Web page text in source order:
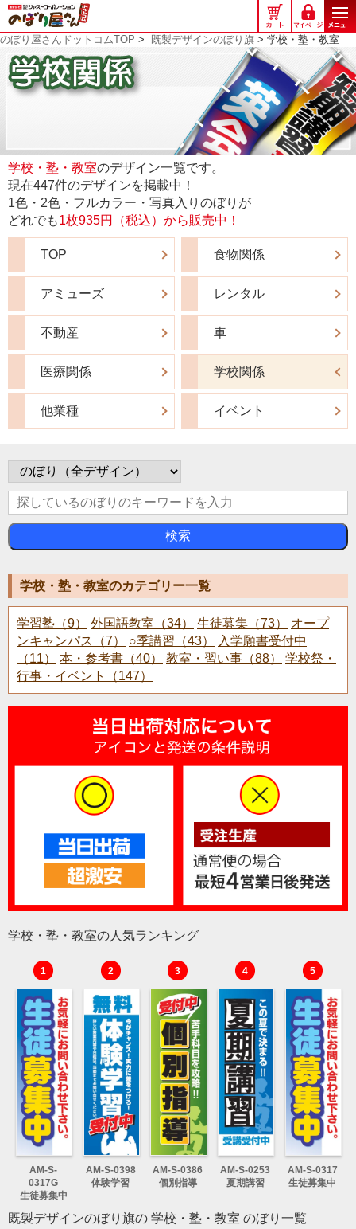
の
ぼ
り
屋
さ
ト
コ
ム
のぼり屋さんドットコムTOP > 既製デザインのぼり旗 > 学校・塾・教室
学校・塾・教室のデザイン一覧です。
現在447件のデザインを掲載中！
1色・2色・フルカラー・写真入りのぼりが
どれでも1枚935円（税込）から販売中！
TOP
アミューズ
不動産
医療関係
他業種
食物関係
レンタル
車
学校関係
イベント
検索
学校・塾・教室のカテゴリー一覧
学習塾（9） 外国語教室（34） 生徒募集（73）
オープ
ンキャンパス（7）
○季講習（43）
入学願書受付中
（11）
本・参考書（40） 教室・習い事（88）
学校祭・
行事・イベント（147）
学校・塾・教室の人気ランキング
1
AM-S-
0317G
生徒募集中
2
AM-S-0398
体験学習
3
AM-S-0386
個別指導
4
AM-S-0253
夏期講習
5
AM-S-0317
生徒募集中
既製デザインのぼり旗の 学校・塾・教室 のぼり一覧